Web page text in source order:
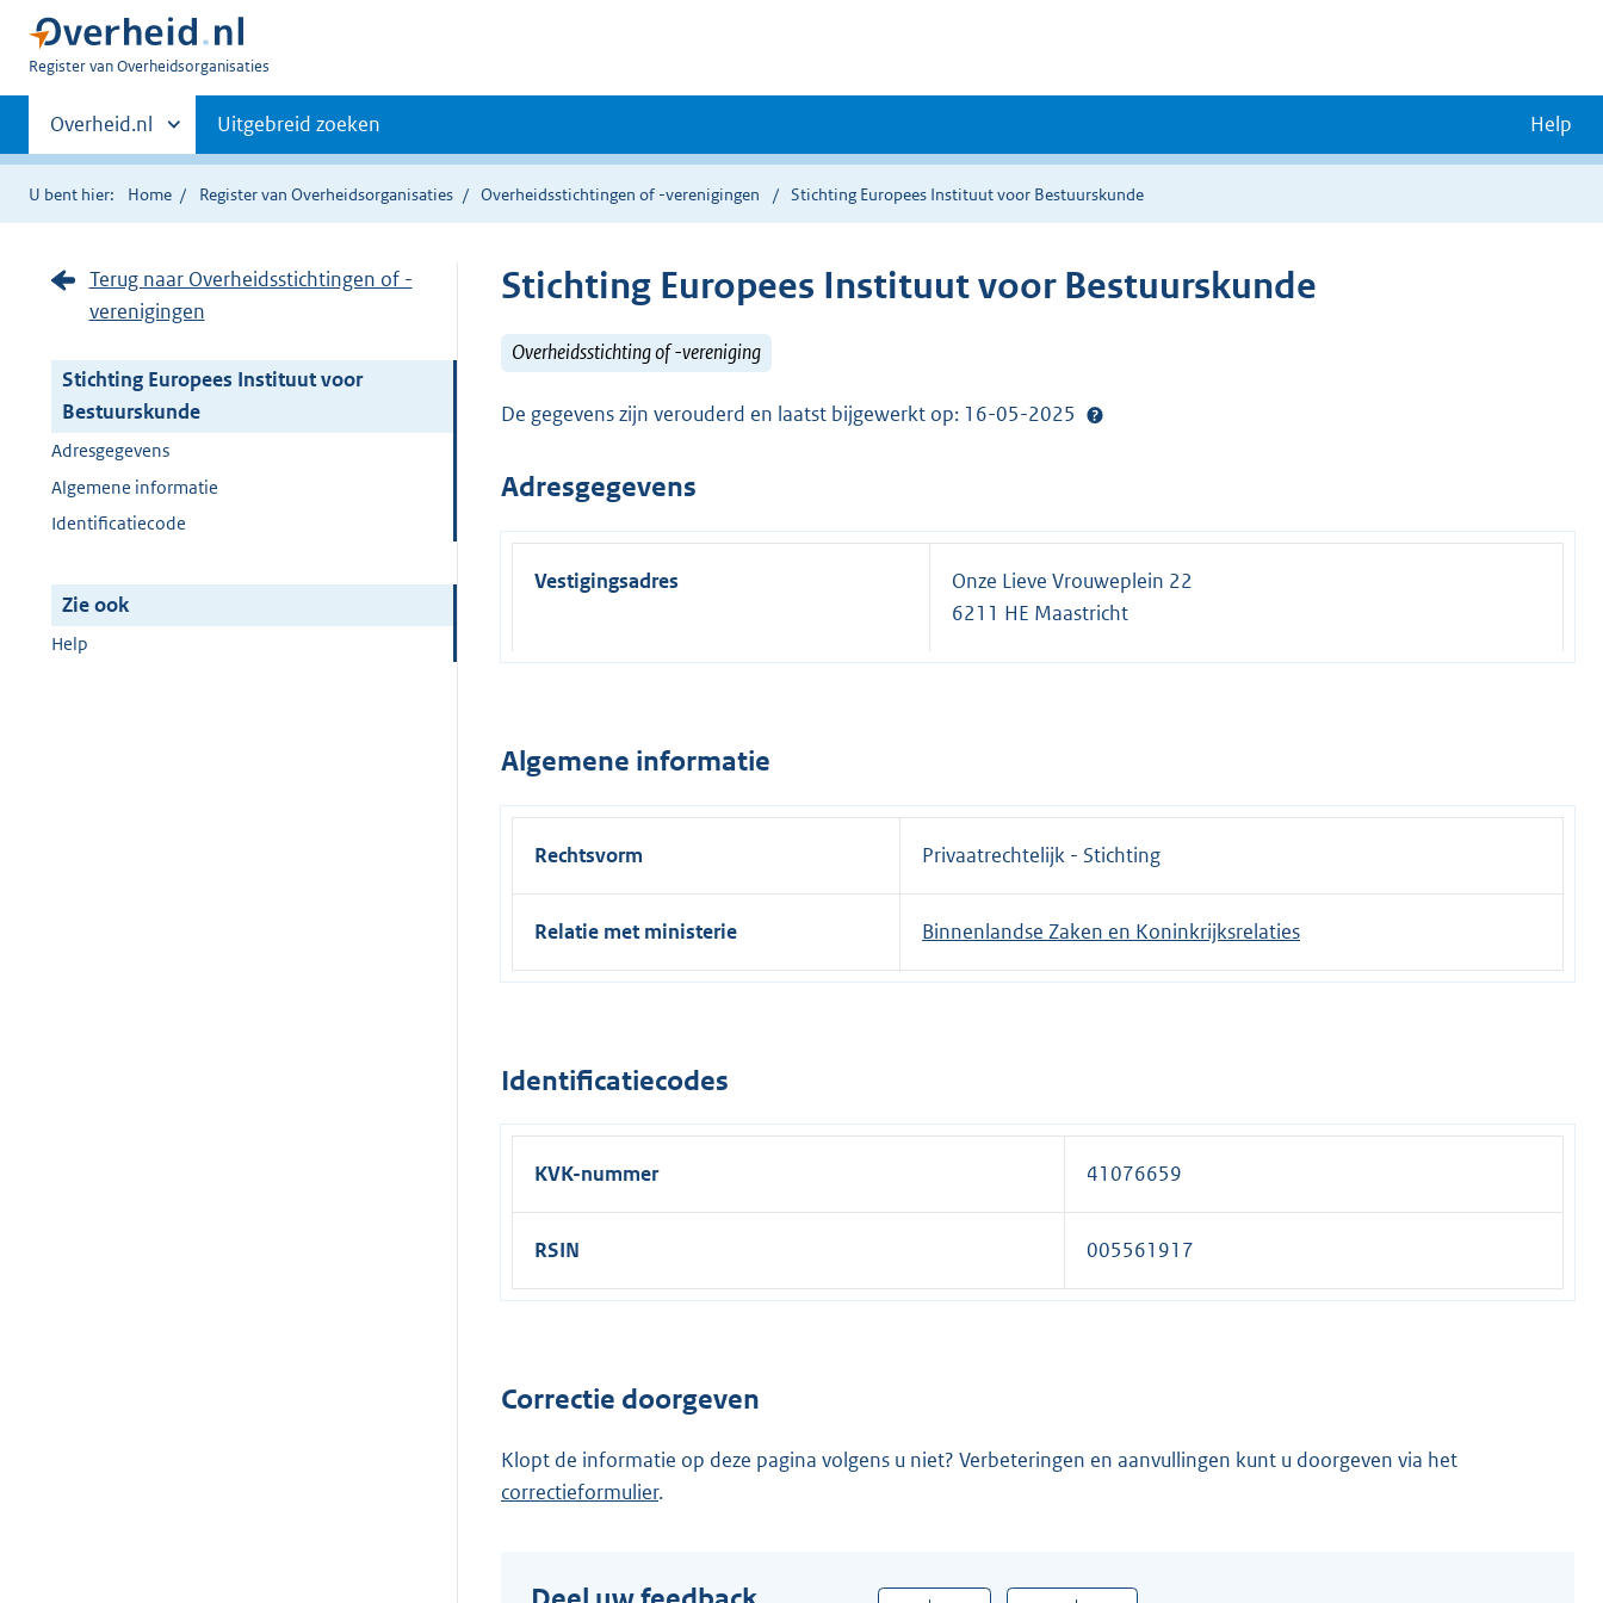
U
Register van Overheidsorganisaties
Primaire
navigatie
Andere
sites
binnen
Overheid.nl Uitgebreid zoeken Help
U bent hier: Home Register van Overheidsorganisaties Overheidsstichtingen of -verenigingen Stichting Europees Instituut voor Bestuurskunde
Terug naar Overheidsstichtingen of -
verenigingen
Stichting Europees Instituut voor
Bestuurskunde
Adresgegevens
Algemene informatie
Identificatiecode
Zie ook
Help
Stichting Europees Instituut voor Bestuurskunde
Overheidsstichting of -vereniging
De gegevens zijn verouderd en laatst bijgewerkt op: 16-05-2025
Adresgegevens
Vestigingsadres
Onze Lieve Vrouweplein 22
6211 HE Maastricht
Algemene informatie
Rechtsvorm Privaatrechtelijk - Stichting
Relatie met ministerie Binnenlandse Zaken en Koninkrijksrelaties
Identificatiecodes
KVK-nummer 41076659
RSIN 005561917
Correctie doorgeven
Klopt de informatie op deze pagina volgens u niet? Verbeteringen en aanvullingen kunt u doorgeven via het
correctieformulier.